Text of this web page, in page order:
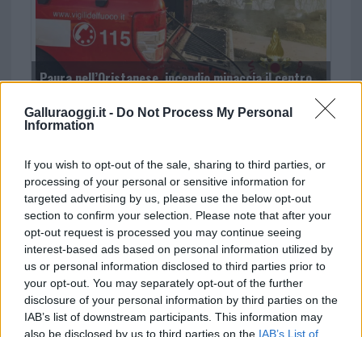
Galluraoggi.it - Do Not Process My Personal
Information
If you wish to opt-out of the sale, sharing to third parties, or
processing of your personal or sensitive information for
targeted advertising by us, please use the below opt-out
section to confirm your selection. Please note that after your
opt-out request is processed you may continue seeing
interest-based ads based on personal information utilized by
us or personal information disclosed to third parties prior to
your opt-out. You may separately opt-out of the further
disclosure of your personal information by third parties on the
IAB’s list of downstream participants. This information may
also be disclosed by us to third parties on the IAB’s List of
Paura nell’Oristanese, incendio minaccia il centro